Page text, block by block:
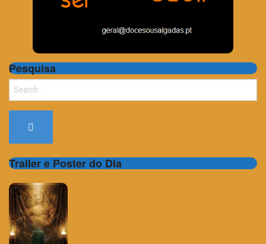
Pesquisa
Search
Trailer e Poster do Dia